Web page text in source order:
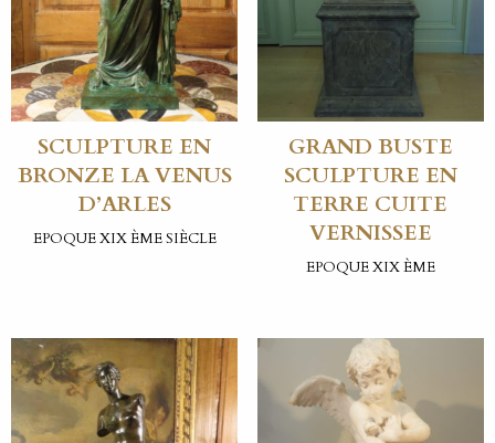
SCULPTURE EN
BRONZE LA VENUS
D’ARLES
EPOQUE XIX ÈME SIÈCLE
GRAND BUSTE
SCULPTURE EN
TERRE CUITE
VERNISSEE
EPOQUE XIX ÈME